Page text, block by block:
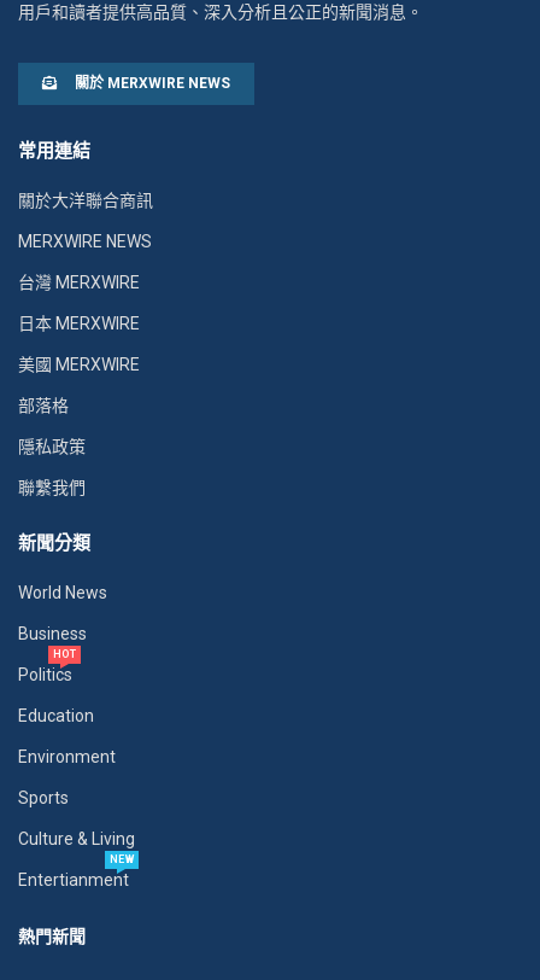
用戶和讀者提供高品質、深入分析且公正的新聞消息。
關於 MERXWIRE NEWS
常用連結
關於大洋聯合商訊
MERXWIRE NEWS
台灣 MERXWIRE
日本 MERXWIRE
美國 MERXWIRE
部落格
隱私政策
聯繫我們
新聞分類
World News
Business
Politics
HOT
Education
Environment
Sports
Culture & Living
Entertianment
NEW
熱門新聞